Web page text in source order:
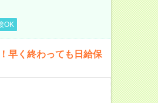
OK
早く終わっても日給保